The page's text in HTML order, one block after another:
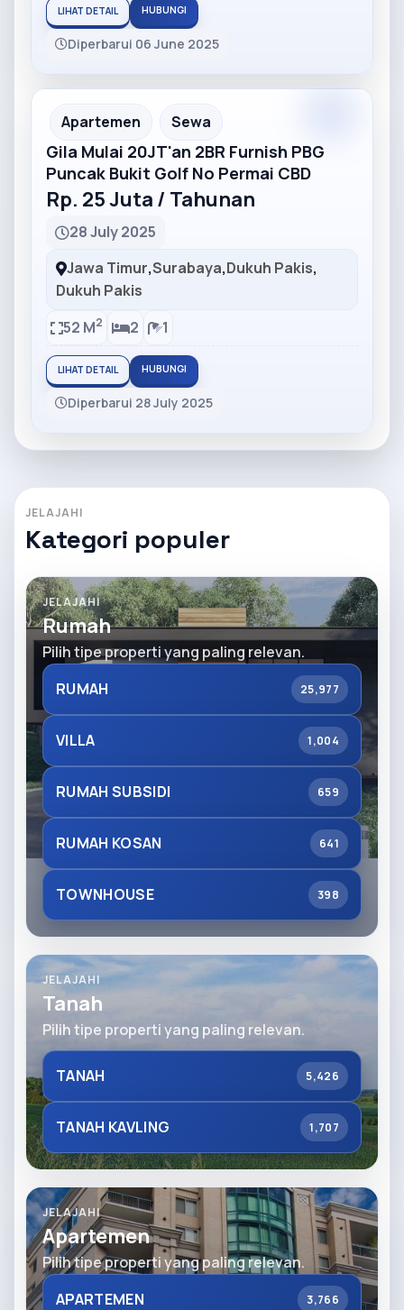
LIHAT DETAIL HUBUNGI
Diperbarui 06 June 2025
Partner Ad
Apartemen Sewa
Gila Mulai 20JT'an 2BR Furnish PBG
Puncak Bukit Golf No Permai CBD
Rp. 25 Juta / Tahunan
28 July 2025
Jawa Timur,Surabaya,Dukuh Pakis,
Dukuh Pakis
52 M2 2 1
LIHAT DETAIL HUBUNGI
Diperbarui 28 July 2025
JELAJAHI
Kategori populer
JELAJAHI
Rumah
Pilih tipe properti yang paling relevan.
RUMAH
25,977
VILLA 1,004
RUMAH SUBSIDI 659
RUMAH KOSAN 641
TOWNHOUSE 398
JELAJAHI
Tanah
Pilih tipe properti yang paling relevan.
TANAH 5,426
TANAH KAVLING 1,707
JELAJAHI
Apartemen
Pilih tipe properti yang paling relevan.
APARTEMEN
3,766